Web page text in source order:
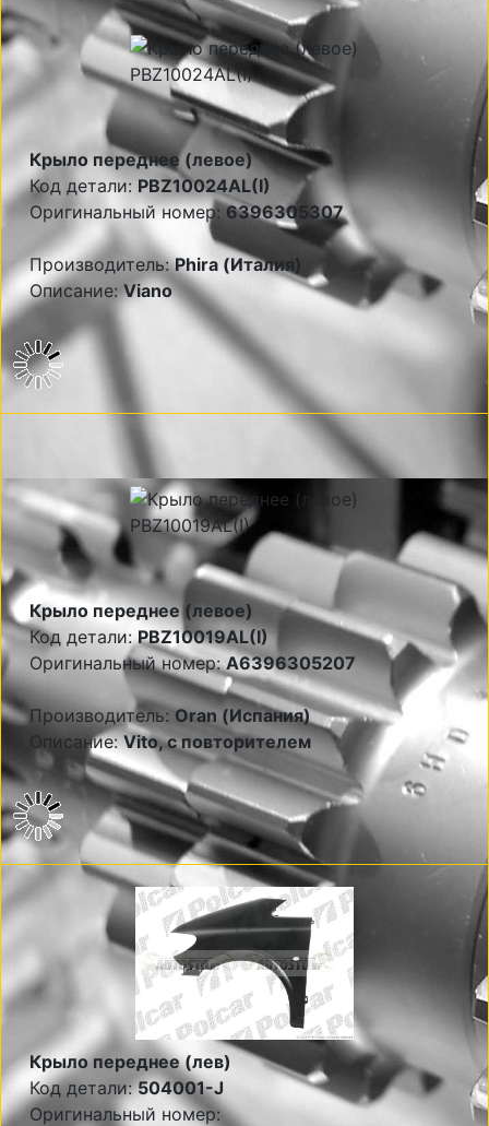
Крыло переднее (левое)
Код детали: PBZ10024AL(I)
Оригинальный номер:6396305307
Производитель:Phira (Италия)
Описание:Viano
Крыло переднее (левое)
Код детали:PBZ10019AL(I)
Оригинальный номер:A6396305207
Производитель: Oran (Испания)
Описание:Vito, с повторителем
Крыло переднее (лев)
Код детали:504001-J
Оригинальный номер: